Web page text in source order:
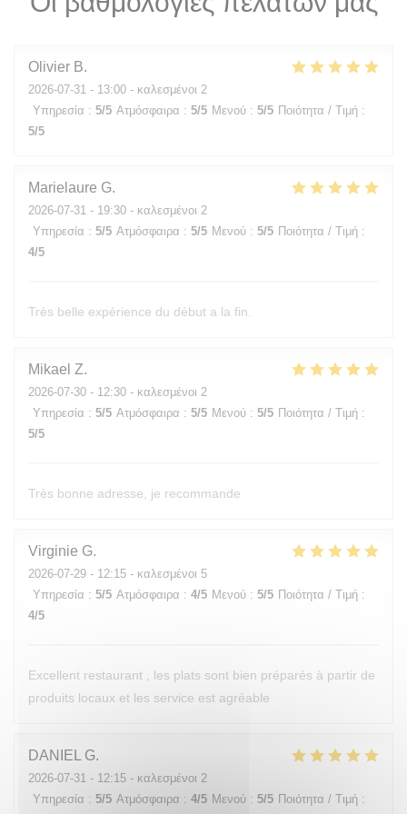
Olivier B
2026-07-31 - 13:00 - καλεσμένοι 2
Υπηρεσία : 5/5 Ατμόσφαιρα : 5/5 Μενού : 5/5 Ποιότητα / Τιμή :
5/5
Marielaure G
2026-07-31 - 19:30 - καλεσμένοι 2
Υπηρεσία : 5/5 Ατμόσφαιρα : 5/5 Μενού : 5/5 Ποιότητα / Τιμή :
4/5
Très belle expérience du début a la fin.
Mikael Z
2026-07-30 - 12:30 - καλεσμένοι 2
Υπηρεσία : 5/5 Ατμόσφαιρα : 5/5 Μενού : 5/5 Ποιότητα / Τιμή :
5/5
Très bonne adresse, je recommande
Virginie G
2026-07-29 - 12:15 - καλεσμένοι 5
Υπηρεσία : 5/5 Ατμόσφαιρα : 4/5 Μενού : 5/5 Ποιότητα / Τιμή :
4/5
Excellent restaurant , les plats sont bien préparés à partir de
produits locaux et les service est agréable
DANIEL G
2026-07-31 - 12:15 - καλεσμένοι 2
Υπηρεσία : 5/5 Ατμόσφαιρα : 4/5 Μενού : 5/5 Ποιότητα / Τιμή :